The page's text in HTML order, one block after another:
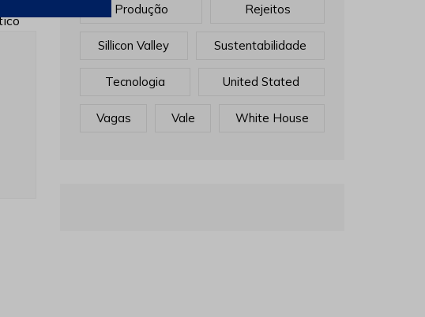
Produção Rejeitos
Sillicon Valley Sustentabilidade
Tecnologia United Stated
Vagas Vale White House